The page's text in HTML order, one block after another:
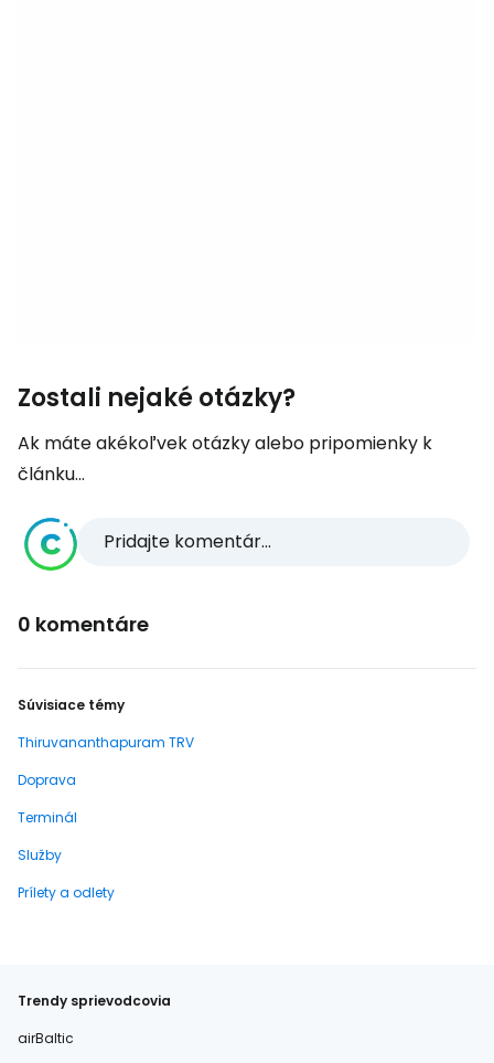
Zostali nejaké otázky?
Ak máte akékoľvek otázky alebo pripomienky k
článku...
Pridajte komentár...
0 komentáre
Súvisiace témy
Thiruvananthapuram TRV
Doprava
Terminál
Služby
Prílety a odlety
Trendy sprievodcovia
airBaltic